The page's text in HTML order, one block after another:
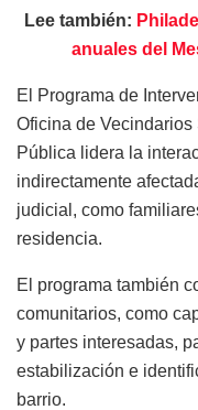
Lee también:
anuales del
El Programa de
Oficina de
Pública lidera la
indirectamente
judicial, como
residencia.
El programa también
comunitarios, como
y partes interesadas,
estabilización e
barrio.